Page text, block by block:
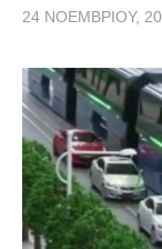
24 ΝΟΕΜΒΡΊΟΥ,